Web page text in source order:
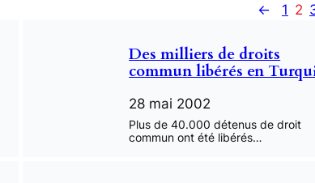
← 1 2
Des milliers de droits
commun libérés en
28 mai 2002
Plus de 40.000 détenus de droit
commun ont été libérés…